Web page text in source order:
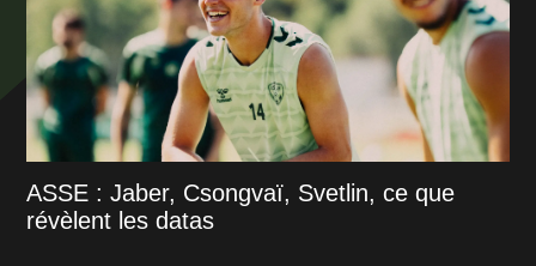
ASSE : Jaber, Csongvaï, Svetlin, ce que
révèlent les datas